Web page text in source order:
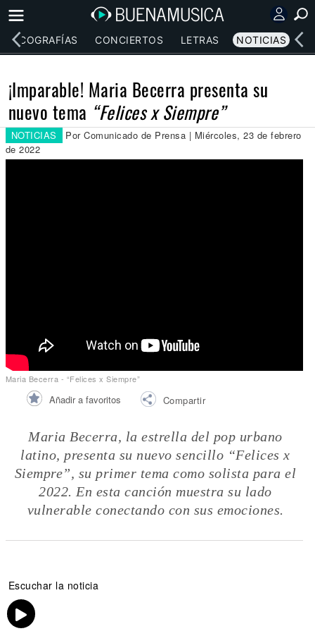
DISCOGRAFÍAS CONCIERTOS LETRAS NOTICIAS
¡Imparable! Maria Becerra presenta su
nuevo tema “Felices x Siempre”
NOTICIAS
Por Comunicado de Prensa | Miércoles, 23 de febrero
de 2022
Maria Becerra - “Felices x Siempre”
Añadir a favoritos Compartir
Maria Becerra, la estrella del pop urbano
latino, presenta su nuevo sencillo “Felices x
Siempre”, su primer tema como solista para el
2022. En esta canción muestra su lado
vulnerable conectando con sus emociones.
Escuchar la noticia